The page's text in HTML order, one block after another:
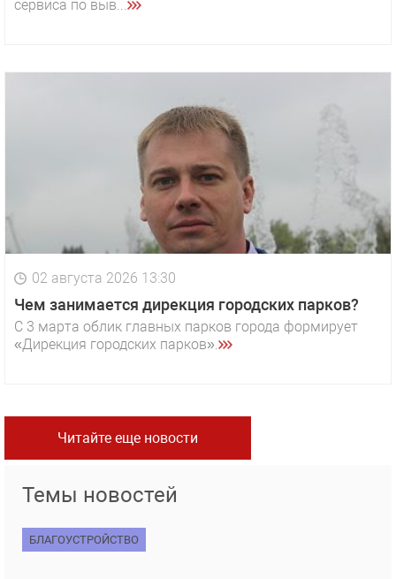
сервиса по выв...
02 августа 2026 13:30
Чем занимается дирекция городских парков?
С 3 марта облик главных парков города формирует
«Дирекция городских парков».
Читайте еще новости
Темы новостей
БЛАГОУСТРОЙСТВО